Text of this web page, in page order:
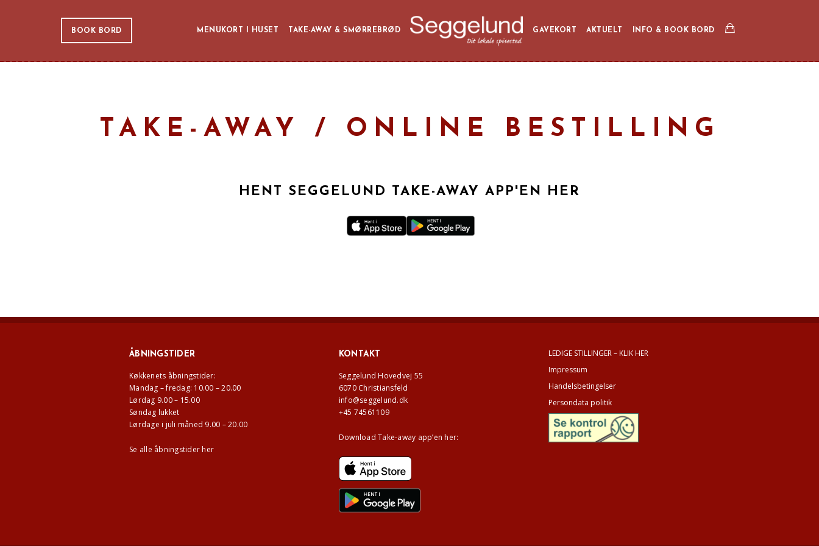
BOOK BORD MENUKORT I HUSET TAKE-AWAY & SMØRREBRØD GAVEKORT AKTUELT INFO & BOOK BORD
TAKE-AWAY / ONLINE BESTILLING
HENT SEGGELUND TAKE-AWAY APP'EN HER
ÅBNINGSTIDER
Køkkenets åbningstider:
Mandag – fredag: 10.00 – 20.00
Lørdag 9.00 – 15.00
Søndag lukket
Lørdage i juli måned 9.00 – 20.00
Se alle åbningstider her
KONTAKT
Seggelund Hovedvej 55
6070 Christiansfeld
info@seggelund.dk
+45 74561109
Download Take-away app’en her:
LEDIGE STILLINGER – KLIK HER
Impressum
Handelsbetingelser
Persondata politik